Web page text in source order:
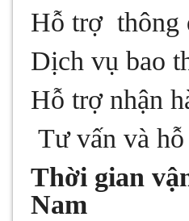
Hỗ trợ thông
Dịch vụ bao
Hỗ trợ nhận
Tư vấn và
Thời gian
Nam